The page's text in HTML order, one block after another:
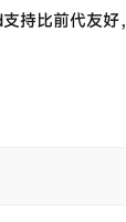
持比前代友好